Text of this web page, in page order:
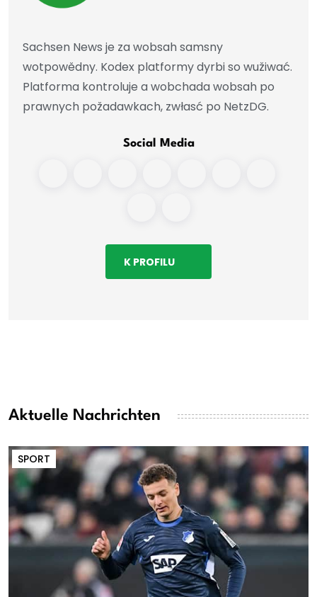
Sachsen News je za wobsah samsny
wotpowědny. Kodex platformy dyrbi so wužiwać.
Platforma kontroluje a wobchada wobsah po
prawnych požadawkach, zwłasć po NetzDG.
Social Media
K PROFILU
Aktuelle Nachrichten
SPORT